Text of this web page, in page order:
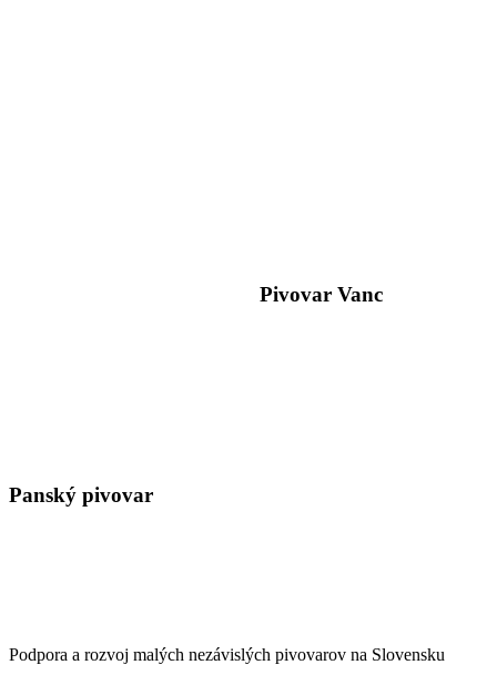
Panský pivovar
Pivovar Vanc
Podpora a rozvoj malých nezávislých pivovarov na Slovensku